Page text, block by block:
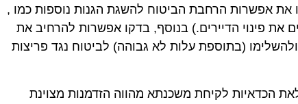
את אפשרות הרחבת הביטוח להשגת הגנות נוספות כמו ,
את פינוי הדיירים.) בנוסף, בדקו אפשרות להרחיב את
(בתוספת עלות לא גבוהה) לביטוח נגד פריצות
הכדאיות לקיחת משכנתא מהווה הזדמנות מצוינת